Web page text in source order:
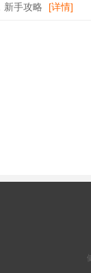
新手攻略 [详情]